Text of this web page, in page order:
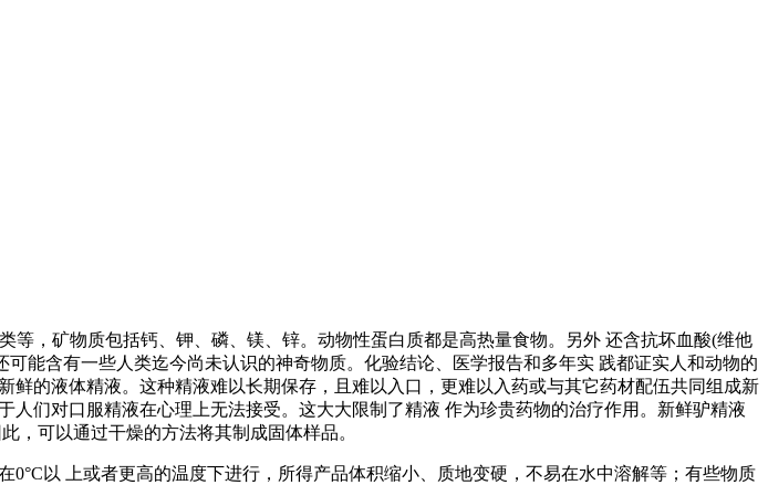
，矿物质包括钙、钾、磷、镁、锌。动物性蛋白质都是高热量食物。另外 还含抗坏血酸(维他
能含有一些人类迄今尚未认识的神奇物质。化验结论、医学报告和多年实 践都证实人和动物的
的液体精液。这种精液难以长期保存，且难以入口，更难以入药或与其它药材配伍共同组成新
们对口服精液在心理上无法接受。这大大限制了精液 作为珍贵药物的治疗作用。新鲜驴精液
，可以通过干燥的方法将其制成固体样品。
以 上或者更高的温度下进行，所得产品体积缩小、质地变硬，不易在水中溶解等；有些物质